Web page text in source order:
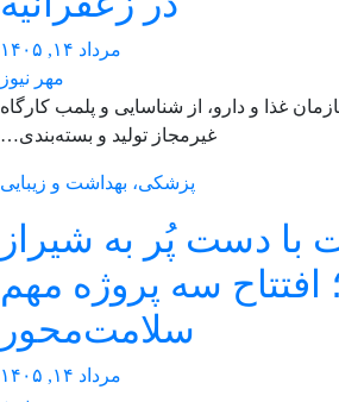
مرداد ۱۴, ۱۴۰۵
مهر نیوز
غذا و دارو، از شناسایی و پلمب کارگاه
غیرمجاز تولید و بسته‌بندی…
پزشکی، بهداشت و زیبایی
دست پُر به شیراز
افتتاح سه پروژه مهم
سلامت‌محور
مرداد ۱۴, ۱۴۰۵